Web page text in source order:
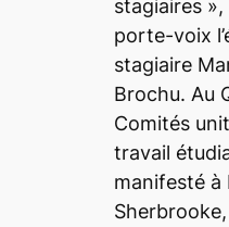
stagiaires»,
porte-voix
stagiaire
Brochu. Au
Comités
travail
manifesté à